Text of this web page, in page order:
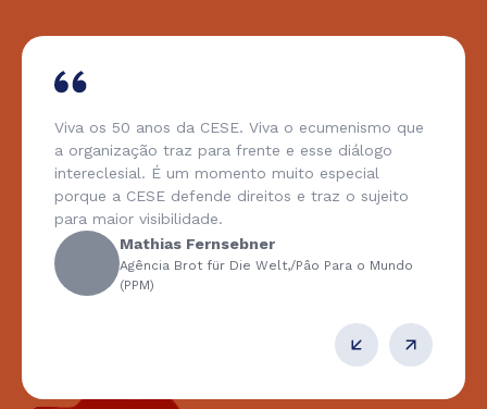
Viva os 50 anos da CESE. Viva o ecumenismo que
a organização traz para frente e esse diálogo
intereclesial. É um momento muito especial
porque a CESE defende direitos e traz o sujeito
para maior visibilidade.
Mathias Fernsebner
Agência Brot für Die Welt,/Pâo Para o Mundo
(PPM)